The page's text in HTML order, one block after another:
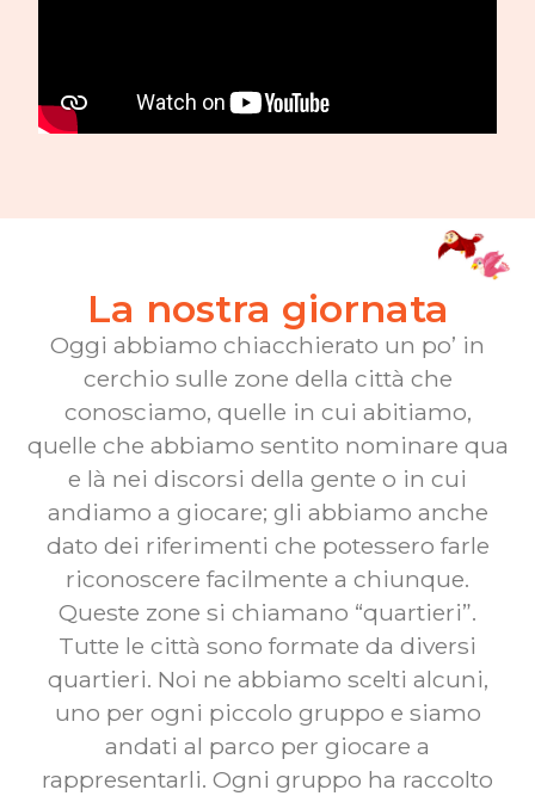
La nostra giornata
Oggi abbiamo chiacchierato un po’ in
cerchio sulle zone della città che
conosciamo, quelle in cui abitiamo,
quelle che abbiamo sentito nominare qua
e là nei discorsi della gente o in cui
andiamo a giocare; gli abbiamo anche
dato dei riferimenti che potessero farle
riconoscere facilmente a chiunque.
Queste zone si chiamano “quartieri”.
Tutte le città sono formate da diversi
quartieri. Noi ne abbiamo scelti alcuni,
uno per ogni piccolo gruppo e siamo
andati al parco per giocare a
rappresentarli. Ogni gruppo ha raccolto